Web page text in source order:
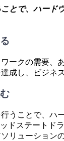
とで、ハード
ークの需要、
成し、ビジネ
うことで、ハ
ドステートド
リューション